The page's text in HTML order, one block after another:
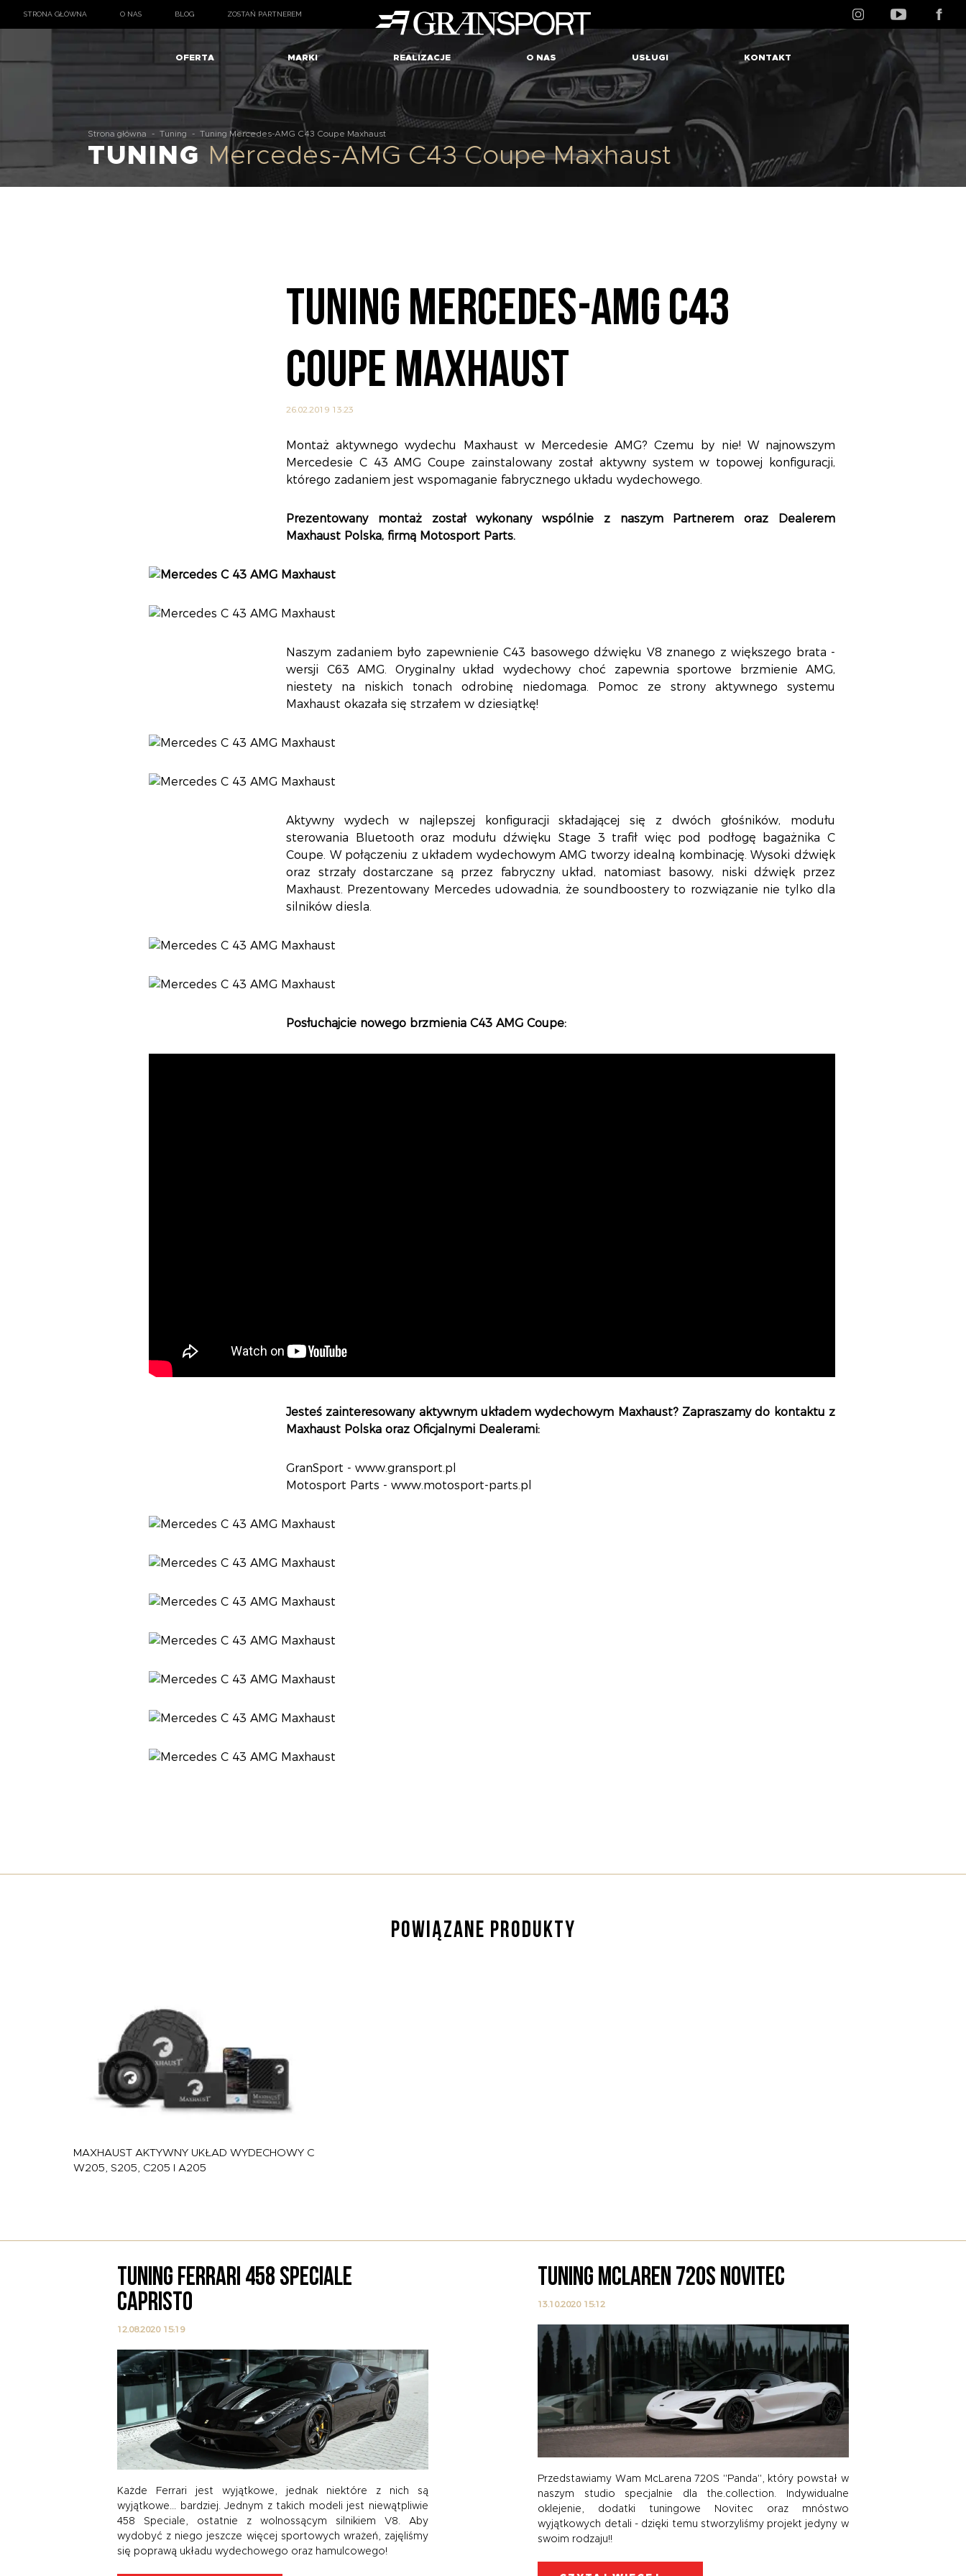
STRONA GŁÓWNA O NAS BLOG ZOSTAŃ PARTNEREM
OFERTA MARKI REALIZACJE O NAS USŁUGI KONTAKT
Strona główna - Tuning - Tuning Mercedes-AMG C43 Coupe Maxhaust
TUNING Mercedes-AMG C43 Coupe Maxhaust
TUNING MERCEDES-AMG C43
COUPE MAXHAUST
26.02.2019 13:23
Montaż aktywnego wydechu Maxhaust w Mercedesie AMG? Czemu by nie! W najnowszym
Mercedesie C 43 AMG Coupe zainstalowany został aktywny system w topowej konfiguracji,
którego zadaniem jest wspomaganie fabrycznego układu wydechowego.
Prezentowany montaż został wykonany wspólnie z naszym Partnerem oraz Dealerem
Maxhaust Polska, firmą Motosport Parts.
Naszym zadaniem było zapewnienie C43 basowego dźwięku V8 znanego z większego brata -
wersji C63 AMG. Oryginalny układ wydechowy choć zapewnia sportowe brzmienie AMG,
niestety na niskich tonach odrobinę niedomaga. Pomoc ze strony aktywnego systemu
Maxhaust okazała się strzałem w dziesiątkę!
Aktywny wydech w najlepszej konfiguracji składającej się z dwóch głośników, modułu
sterowania Bluetooth oraz modułu dźwięku Stage 3 trafił więc pod podłogę bagażnika C
Coupe. W połączeniu z układem wydechowym AMG tworzy idealną kombinację. Wysoki dźwięk
oraz strzały dostarczane są przez fabryczny układ, natomiast basowy, niski dźwięk przez
Maxhaust. Prezentowany Mercedes udowadnia, że soundboostery to rozwiązanie nie tylko dla
silników diesla.
Posłuchajcie nowego brzmienia C43 AMG Coupe:
Jesteś zainteresowany aktywnym układem wydechowym Maxhaust? Zapraszamy do kontaktu z
Maxhaust Polska oraz Oficjalnymi Dealerami:
GranSport - www.gransport.pl
Motosport Parts - www.motosport-parts.pl
POWIĄZANE PRODUKTY
MAXHAUST AKTYWNY UKŁAD WYDECHOWY C
W205, S205, C205 I A205
TUNING FERRARI 458 SPECIALE
CAPRISTO
12.08.2020 15:19
Każde Ferrari jest wyjątkowe, jednak niektóre z nich są
wyjątkowe... bardziej. Jednym z takich modeli jest niewątpliwie
458 Speciale, ostatnie z wolnossącym silnikiem V8. Aby
wydobyć z niego jeszcze więcej sportowych wrażeń, zajęliśmy
się poprawą układu wydechowego oraz hamulcowego!
TUNING MCLAREN 720S NOVITEC
13.10.2020 15:12
Przedstawiamy Wam McLarena 720S "Panda", który powstał w
naszym studio specjalnie dla the.collection. Indywidualne
oklejenie, dodatki tuningowe Novitec oraz mnóstwo
wyjątkowych detali - dzięki temu stworzyliśmy projekt jedyny w
swoim rodzaju!!